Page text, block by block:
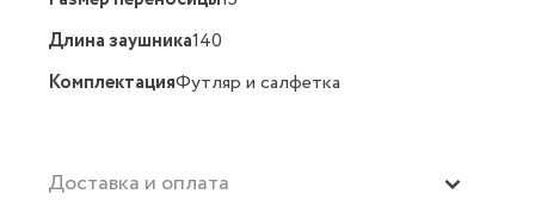
Длина заушника140
КомплектацияФутляр и салфетка
Доставка и оплата